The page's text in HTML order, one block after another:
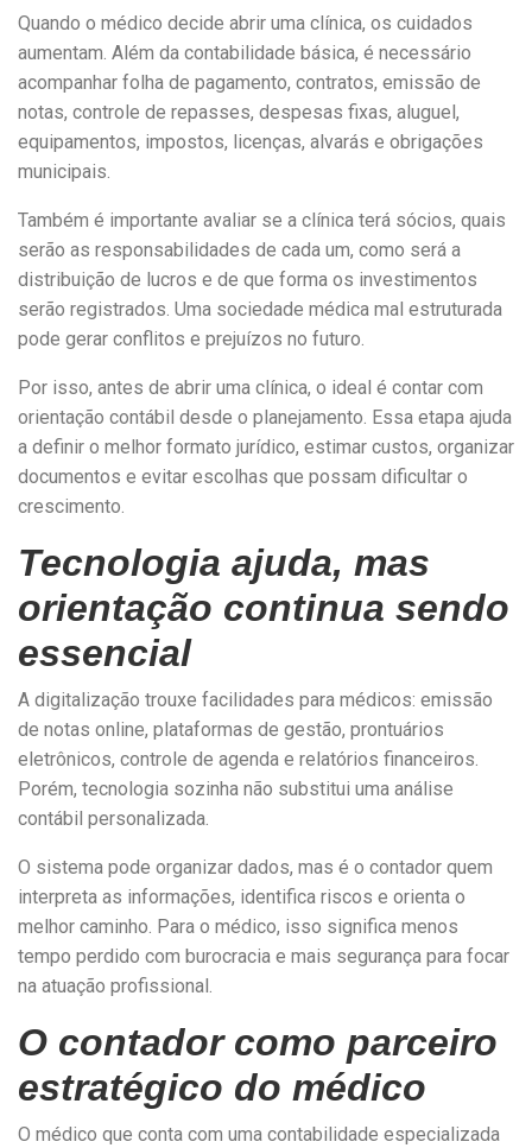
Quando o médico decide abrir uma clínica, os cuidados
aumentam. Além da contabilidade básica, é necessário
acompanhar folha de pagamento, contratos, emissão de
notas, controle de repasses, despesas fixas, aluguel,
equipamentos, impostos, licenças, alvarás e obrigações
municipais.
Também é importante avaliar se a clínica terá sócios, quais
serão as responsabilidades de cada um, como será a
distribuição de lucros e de que forma os investimentos
serão registrados. Uma sociedade médica mal estruturada
pode gerar conflitos e prejuízos no futuro.
Por isso, antes de abrir uma clínica, o ideal é contar com
orientação contábil desde o planejamento. Essa etapa ajuda
a definir o melhor formato jurídico, estimar custos, organizar
documentos e evitar escolhas que possam dificultar o
crescimento.
Tecnologia ajuda, mas
orientação continua sendo
essencial
A digitalização trouxe facilidades para médicos: emissão
de notas online, plataformas de gestão, prontuários
eletrônicos, controle de agenda e relatórios financeiros.
Porém, tecnologia sozinha não substitui uma análise
contábil personalizada.
O sistema pode organizar dados, mas é o contador quem
interpreta as informações, identifica riscos e orienta o
melhor caminho. Para o médico, isso significa menos
tempo perdido com burocracia e mais segurança para focar
na atuação profissional.
O contador como parceiro
estratégico do médico
O médico que conta com uma contabilidade especializada